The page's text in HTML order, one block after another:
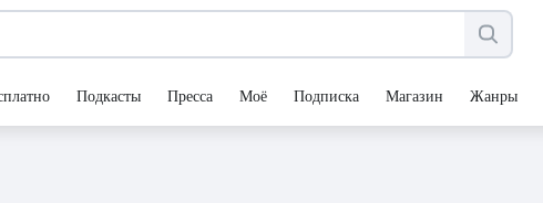
Подкасты Пресса Моё Подписка Магазин Жанры